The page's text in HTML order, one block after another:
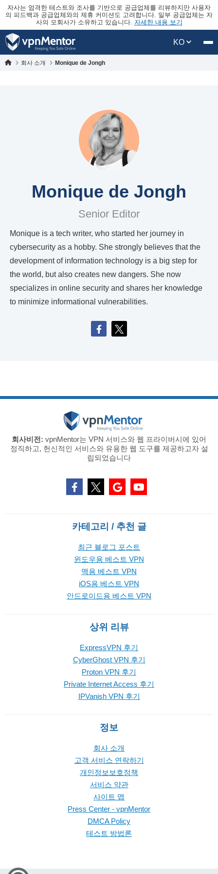
자사는 엄격한 테스트와 조사를 기반으로 공급업체를 리뷰하지만 사용자
의 피드백과 공급업체와의 제휴 커미션도 고려합니다. 일부 공급업체는 자
사의 모회사가 소유하고 있습니다. 자세한 내용 보기
KO
회사 소개 Monique de Jongh
Monique de Jongh
Senior Editor
Monique is a tech writer, who started her journey in
cybersecurity as a hobby. She strongly believes that the
development of information technology is a big step for
the world, but also creates new dangers. She now
specializes in online security and shares her knowledge
to minimize informational vulnerabilities.
회사비전: vpnMentor는 VPN 서비스와 웹 프라이버시에 있어
정직하고, 헌신적인 서비스와 유용한 웹 도구를 제공하고자 설
립되었습니다
카테고리 / 추천 글
최근 블로그 포스트
윈도우용 베스트 VPN
맥용 베스트 VPN
iOS용 베스트 VPN
안드로이드용 베스트 VPN
상위 리뷰
ExpressVPN 후기
CyberGhost VPN 후기
Proton VPN 후기
Private Internet Access 후기
IPVanish VPN 후기
정보
회사 소개
고객 서비스 연락하기
개인정보보호정책
서비스 약관
사이트 맵
Press Center - vpnMentor
DMCA Policy
테스트 방법론